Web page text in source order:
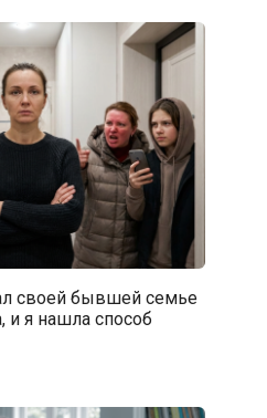
своей бывшей семье
я нашла способ